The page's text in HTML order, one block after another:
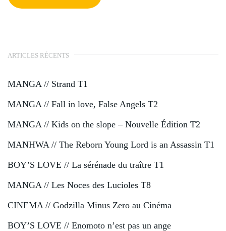
ARTICLES RÉCENTS
MANGA // Strand T1
MANGA // Fall in love, False Angels T2
MANGA // Kids on the slope – Nouvelle Édition T2
MANHWA // The Reborn Young Lord is an Assassin T1
BOY’S LOVE // La sérénade du traître T1
MANGA // Les Noces des Lucioles T8
CINEMA // Godzilla Minus Zero au Cinéma
BOY’S LOVE // Enomoto n’est pas un ange